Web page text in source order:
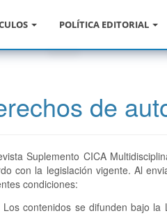
POLÍTICA EDITORIAL
Política de conflictos de
Retracciones,
Política de intercambio
Política de quejas y
de
Suplemento CICA
con la legislación vigente. Al
condiciones:
Los contenidos se difunden bajo la